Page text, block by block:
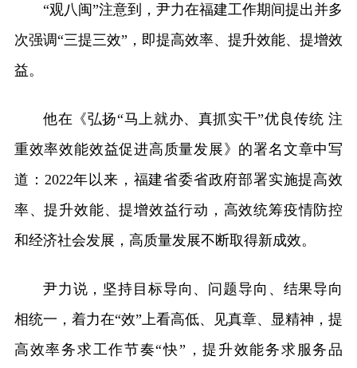
“观八闽”注意到，尹力在福建工作期间提出并多
次强调“三提三效”，即提高效率、提升效能、提增效
益。
他在《弘扬“马上就办、真抓实干”优良传统 注
重效率效能效益促进高质量发展》的署名文章中写
道：2022年以来，福建省委省政府部署实施提高效
率、提升效能、提增效益行动，高效统筹疫情防控
和经济社会发展，高质量发展不断取得新成效。
尹力说，坚持目标导向、问题导向、结果导向
相统一，着力在“效”上看高低、见真章、显精神，提
高效率务求工作节奏“快”，提升效能务求服务品